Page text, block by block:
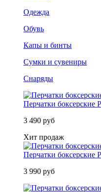
Одежда
Обувь
Капы и бинты
Сумки и сувениры
Снаряды
Перчатки боксерские
3 490 руб
Хит продаж
Перчатки боксерские
3 990 руб